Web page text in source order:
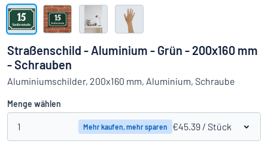
Das Gesuchte nicht gefunden?
Alle Kategorien anzeigen
Einloggen
Straßenschild - Aluminium - Grün - 200x160 mm
- Schrauben
Aluminiumschilder, 200x160 mm, Aluminium, Schraube
Menge wählen
1 Mehr kaufen, mehr sparen €45.39 / Stück